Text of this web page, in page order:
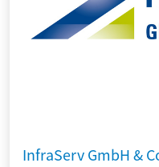
InfraServ GmbH &